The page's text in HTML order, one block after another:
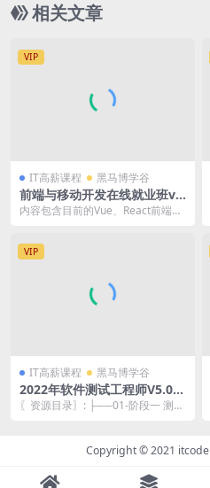
相关文章
VIP
IT高薪课程 黑马博学谷
前端与移动开发在线就业班v6.
5 | 完结
内容包含目前的Vue、React前端框
VIP
IT高薪课程 黑马博学谷
2022年软件测试工程师V5.0|
价值13980元|重磅首发|完结
〖资源目录〗: ├──01-阶段一 测试
Copyright © 2021 itcode